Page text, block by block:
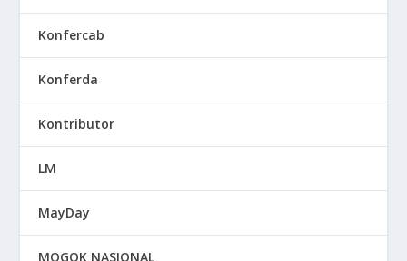
Konfercab
Konferda
Kontributor
LM
MayDay
MOGOK NASIONAL